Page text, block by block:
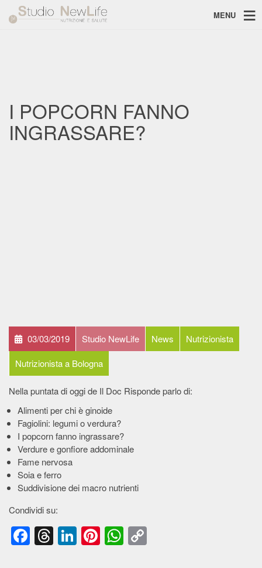
MENU
I POPCORN FANNO
INGRASSARE?
03/03/2019 Studio NewLife News
Nutrizionista
Nutrizionista a Bologna
Nella puntata di oggi de Il Doc Risponde parlo di:
Alimenti per chi è ginoide
Fagiolini: legumi o verdura?
I popcorn fanno ingrassare?
Verdure e gonfiore addominale
Fame nervosa
Soia e ferro
Suddivisione dei macro nutrienti
Condividi su:
Facebook
Threads
LinkedIn
Pinterest
WhatsApp